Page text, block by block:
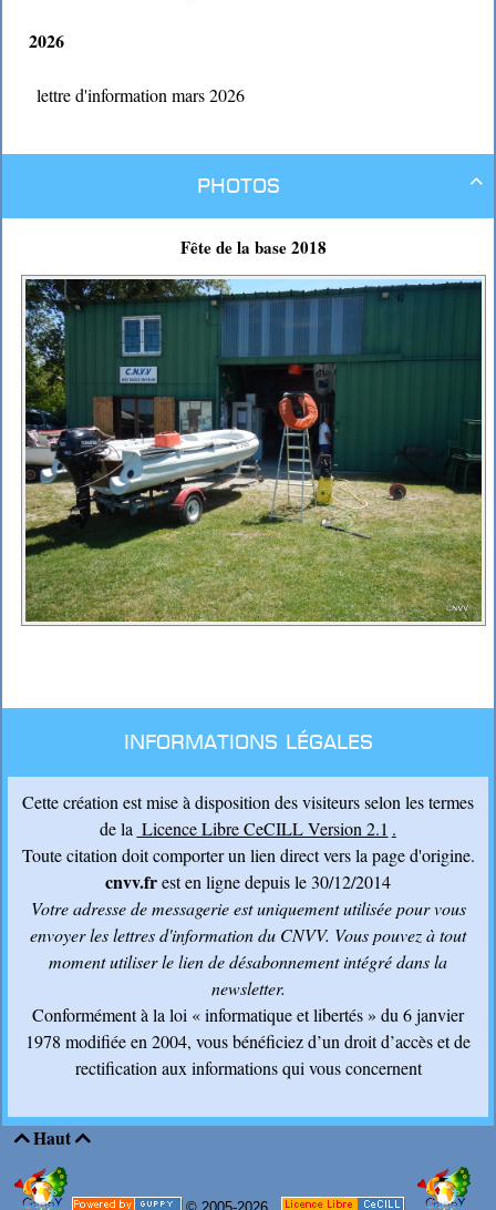
2026
lettre d'information mars 2026

Photos
Fête de la base 2018
Informations légales
Cette création est mise à disposition des visiteurs selon les termes
de la Licence Libre CeCILL Version 2.1 .
Toute citation doit comporter un lien direct vers la page d'origine.
cnvv.frest en ligne depuis le 30/12/2014
Votre adresse de messagerie est uniquement utilisée pour vous
envoyer les lettres d'information du CNVV. Vous pouvez à tout
moment utiliser le lien de désabonnement intégré dans la
newsletter.
Conformément à la loi « informatique et libertés » du 6 janvier
1978 modifiée en 2004, vous bénéficiez d’un droit d’accès et de
rectification aux informations qui vous concernent
Haut 